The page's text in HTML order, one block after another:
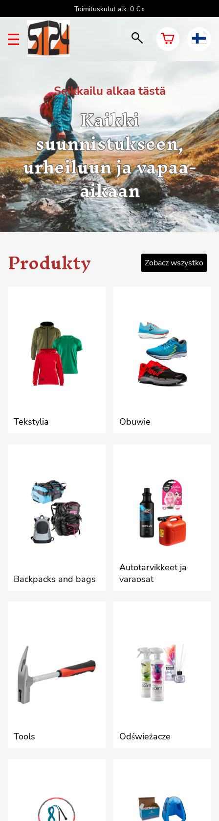
Toimituskulut alk. 0 € »
Seikkailu alkaa tästä
Kaikki
suunnistukseen,
urheiluun ja vapaa-
aikaan
Produkty
Zobacz wszystko
Tekstylia Obuwie
Backpacks and bags
Autotarvikkeet ja
varaosat
Tools Odświeżacze